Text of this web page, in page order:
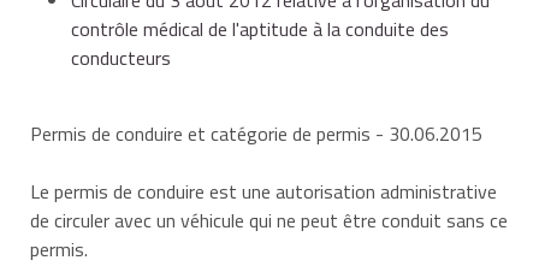
contrôle médical de l'aptitude à la conduite des
conducteurs
Permis de conduire et catégorie de permis - 30.06.2015
Le permis de conduire est une autorisation administrative
de circuler avec un véhicule qui ne peut être conduit sans ce
permis.